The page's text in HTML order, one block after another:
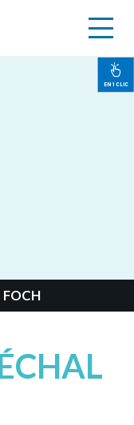
EN 1 CLIC
FOCH